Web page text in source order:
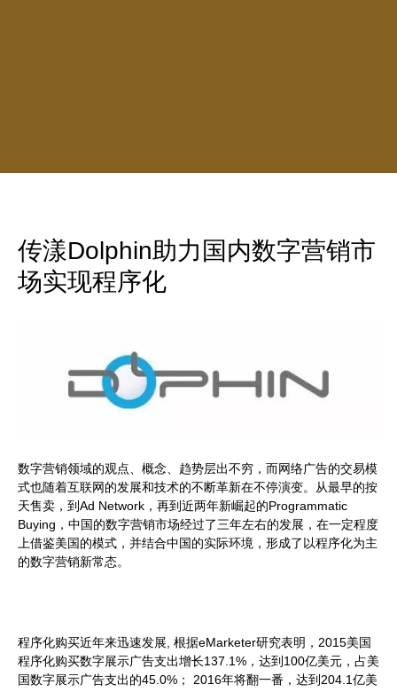
传漾Dolphin助力国内数字营销市
场实现程序化
数字营销领域的观点、概念、趋势层出不穷，而网络广告的交易模
式也随着互联网的发展和技术的不断革新在不停演变。从最早的按
天售卖，到Ad Network，再到近两年新崛起的Programmatic
Buying，中国的数字营销市场经过了三年左右的发展，在一定程度
上借鉴美国的模式，并结合中国的实际环境，形成了以程序化为主
的数字营销新常态。
程序化购买近年来迅速发展, 根据eMarketer研究表明，2015美国
程序化购买数字展示广告支出增长137.1%，达到100亿美元，占美
国数字展示广告支出的45.0%； 2016年将翻一番，达到204.1亿美